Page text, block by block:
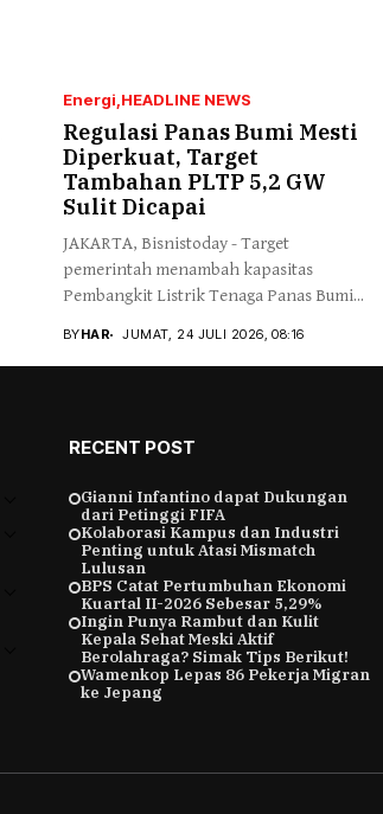
Energi HEADLINE NEWS
Regulasi Panas Bumi Mesti
Diperkuat, Target
Tambahan PLTP 5,2 GW
Sulit Dicapai
JAKARTA, Bisnistoday - Target
pemerintah menambah kapasitas
Pembangkit Listrik Tenaga Panas Bumi...
BYHAR JUMAT, 24 JULI 2026, 08:16
RECENT POST
Gianni Infantino dapat Dukungan
dari Petinggi FIFA
Kolaborasi Kampus dan Industri
Penting untuk Atasi Mismatch
Lulusan
BPS Catat Pertumbuhan Ekonomi
Kuartal II-2026 Sebesar 5,29%
Ingin Punya Rambut dan Kulit
Kepala Sehat Meski Aktif
Berolahraga? Simak Tips Berikut!
Wamenkop Lepas 86 Pekerja Migran
ke Jepang